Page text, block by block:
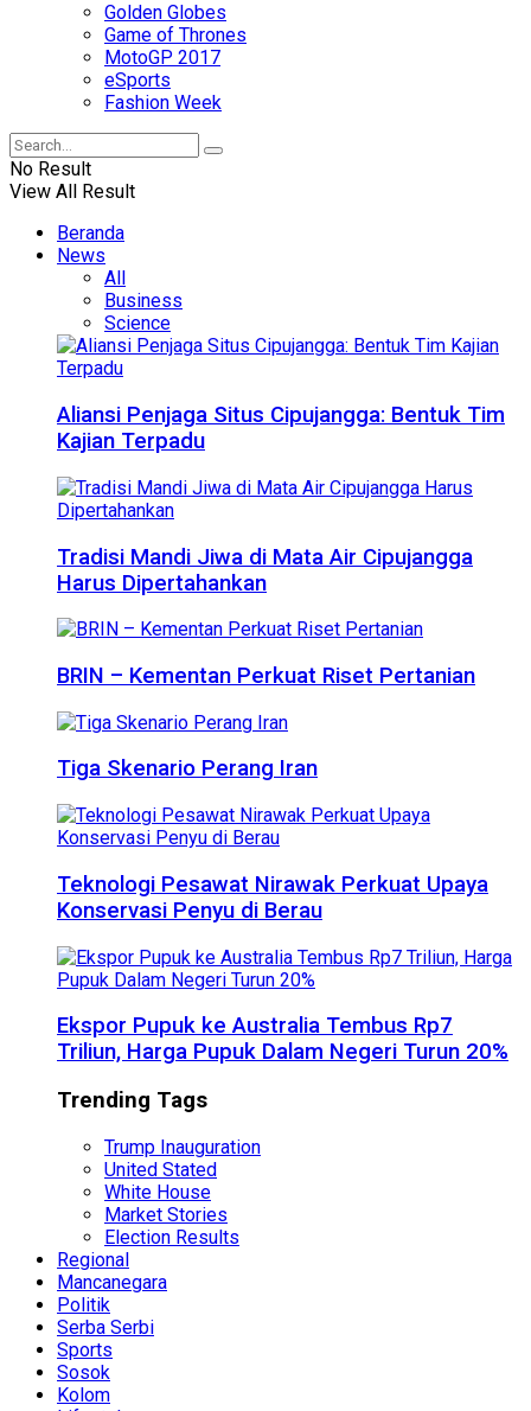
Golden Globes
Game of Thrones
MotoGP 2017
eSports
Fashion Week
No Result
View All Result
Beranda
News
All
Business
Science
Aliansi Penjaga Situs Cipujangga: Bentuk Tim
Kajian Terpadu
Tradisi Mandi Jiwa di Mata Air Cipujangga
Harus Dipertahankan
BRIN – Kementan Perkuat Riset Pertanian
Tiga Skenario Perang Iran
Teknologi Pesawat Nirawak Perkuat Upaya
Konservasi Penyu di Berau
Ekspor Pupuk ke Australia Tembus Rp7
Triliun, Harga Pupuk Dalam Negeri Turun 20%
Trending Tags
Trump Inauguration
United Stated
White House
Market Stories
Election Results
Regional
Mancanegara
Politik
Serba Serbi
Sports
Sosok
Kolom